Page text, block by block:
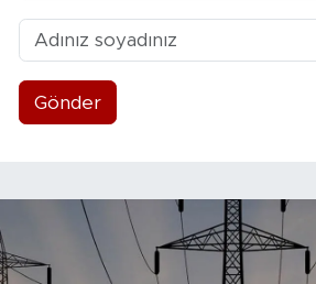
Gönder